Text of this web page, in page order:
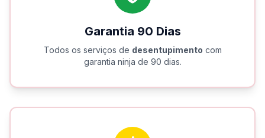
Garantia 90 Dias
Todos os serviços de desentupimento com
garantia ninja de 90 dias.